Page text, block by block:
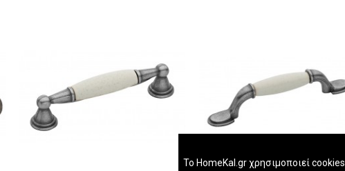
Το HomeKal.gr χρησιμοποιεί cookies.